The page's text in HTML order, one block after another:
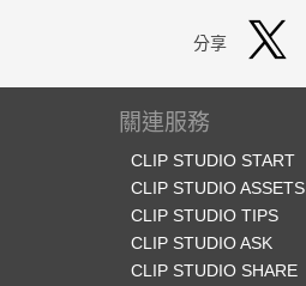
分享
關連服務
CLIP STUDIO START
CLIP STUDIO ASSETS
CLIP STUDIO TIPS
CLIP STUDIO ASK
CLIP STUDIO SHARE